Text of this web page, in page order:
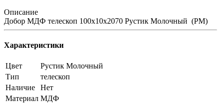
Описание
Добор МДФ телескоп 100х10х2070 Рустик Молочный (РМ)
Характеристики
Цвет
Рустик Молочный
Тип
телескоп
Наличие
Нет
Материал МДФ